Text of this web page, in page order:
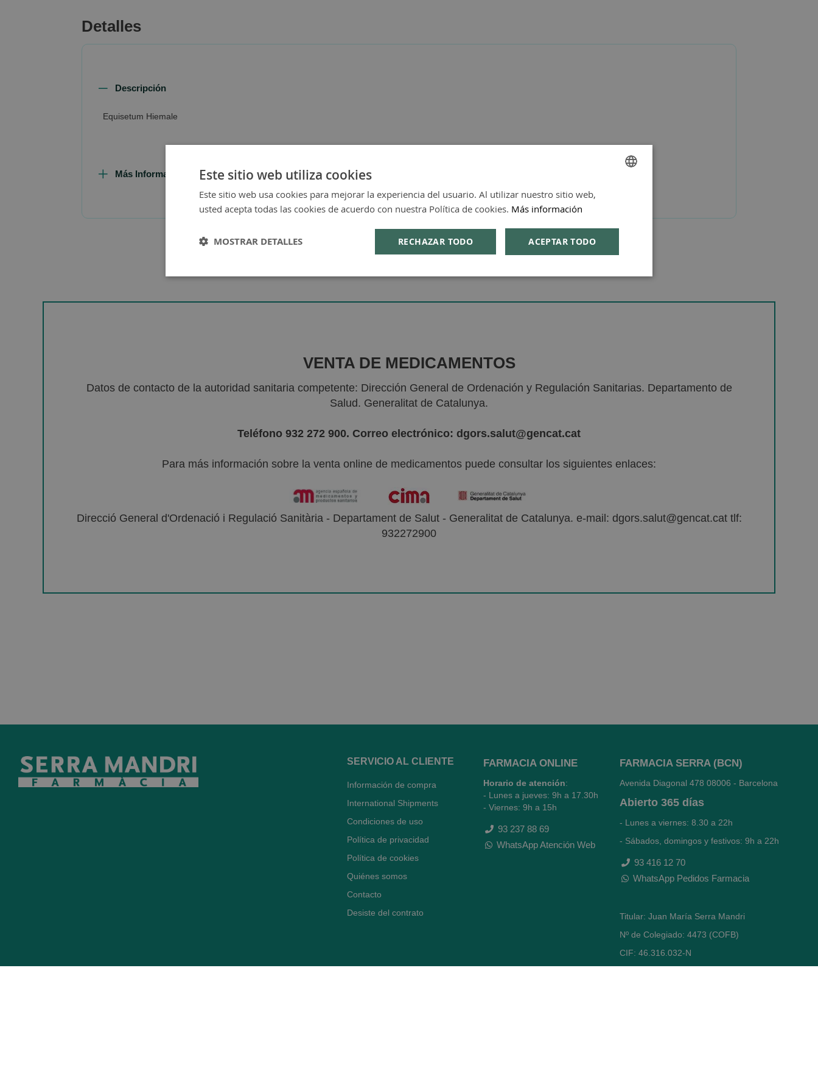
Detalles
Descripción
Equisetum Hiemale
Más Información
VENTA DE MEDICAMENTOS
Datos de contacto de la autoridad sanitaria competente: Dirección General de Ordenación y Regulación Sanitarias. Departamento de
Salud. Generalitat de Catalunya.
Teléfono 932 272 900. Correo electrónico: dgors.salut@gencat.cat
Para más información sobre la venta online de medicamentos puede consultar los siguientes enlaces:
Direcció General d'Ordenació i Regulació Sanitària - Departament de Salut - Generalitat de Catalunya. e-mail: dgors.salut@gencat.cat tlf:
932272900
SERVICIO AL CLIENTE
Información de compra
International Shipments
Condiciones de uso
Política de privacidad
Política de cookies
Quiénes somos
Contacto
Desiste del contrato
FARMACIA ONLINE
Horario de atención:
- Lunes a jueves: 9h a 17.30h
- Viernes: 9h a 15h
93 237 88 69
WhatsApp Atención Web
FARMACIA SERRA (BCN)
Avenida Diagonal 478 08006 - Barcelona
Abierto 365 días
- Lunes a viernes: 8.30 a 22h
- Sábados, domingos y festivos: 9h a 22h
93 416 12 70
WhatsApp Pedidos Farmacia
Titular: Juan María Serra Mandri
Nº de Colegiado: 4473 (COFB)
CIF: 46.316.032-N
Este sitio web utiliza cookies
Este sitio web usa cookies para mejorar la experiencia del usuario. Al utilizar nuestro sitio web,
usted acepta todas las cookies de acuerdo con nuestra Política de cookies. Más información
ACEPTAR TODO
RECHAZAR TODO
MOSTRAR DETALLES